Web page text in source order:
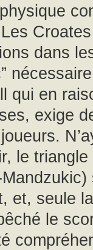
dans
qui en
exige
le triangle
et, seule
le